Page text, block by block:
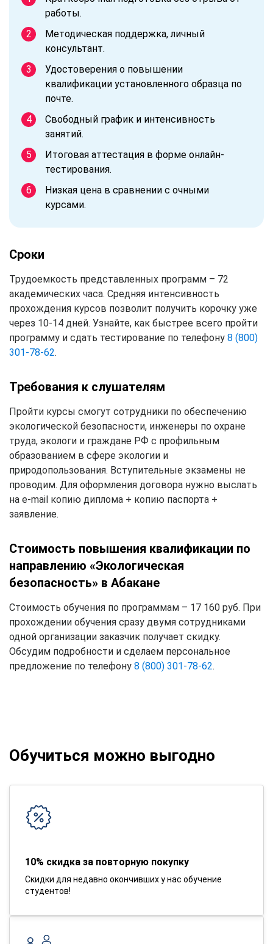
работы.
Методическая поддержка, личный
консультант.
Удостоверения о повышении
квалификации установленного образца по
почте.
Свободный график и интенсивность
занятий.
Итоговая аттестация в форме онлайн-
тестирования.
Низкая цена в сравнении с очными
курсами.
Сроки
Трудоемкость представленных программ – 72
академических часа. Средняя интенсивность
прохождения курсов позволит получить корочку уже
через 10-14 дней. Узнайте, как быстрее всего пройти
программу и сдать тестирование по телефону 8 (800)
301-78-62.
Требования к слушателям
Пройти курсы смогут сотрудники по обеспечению
экологической безопасности, инженеры по охране
труда, экологи и граждане РФ с профильным
образованием в сфере экологии и
природопользования. Вступительные экзамены не
проводим. Для оформления договора нужно выслать
на e-mail копию диплома + копию паспорта +
заявление.
Стоимость повышения квалификации по
направлению «Экологическая
безопасность» в Абакане
Стоимость обучения по программам – 17 160 руб. При
прохождении обучения сразу двумя сотрудниками
одной организации заказчик получает скидку.
Обсудим подробности и сделаем персональное
предложение по телефону 8 (800) 301-78-62.
Обучиться можно выгодно
10% скидка за повторную покупку
Скидки для недавно окончивших у нас обучение
студентов!